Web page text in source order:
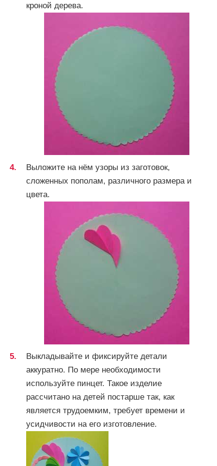
кроной дерева.
Выложите на нём узоры из заготовок,
сложенных пополам, различного размера и
цвета.
Выкладывайте и фиксируйте детали
аккуратно. По мере необходимости
используйте пинцет. Такое изделие
рассчитано на детей постарше так, как
является трудоемким, требует времени и
усидчивости на его изготовление.